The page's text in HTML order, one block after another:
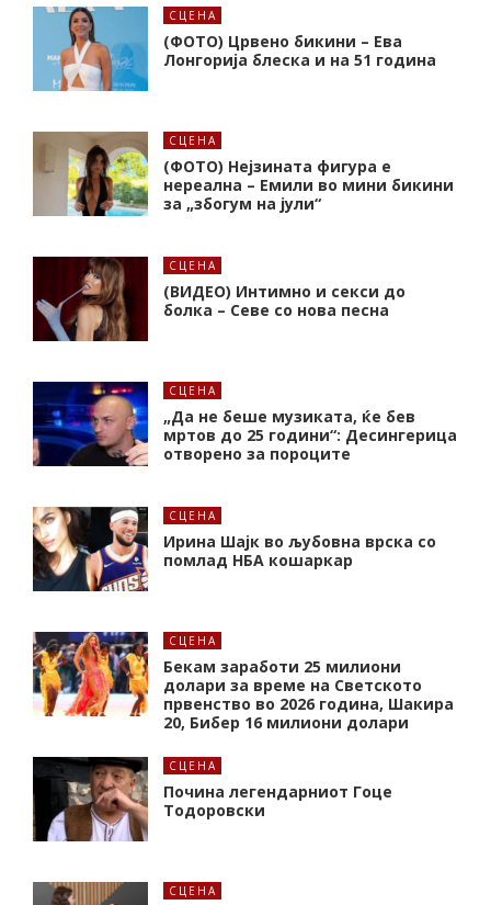
СЦЕНА
(ФОТО) Црвено бикини – Ева
Лонгорија блеска и на 51 година
СЦЕНА
(ФОТО) Нејзината фигура е
нереална – Емили во мини бикини
за „збогум на јули“
СЦЕНА
(ВИДЕО) Интимно и секси до
болка – Севе со нова песна
СЦЕНА
„Да не беше музиката, ќе бев
мртов до 25 години“: Десингерица
отворено за пороците
СЦЕНА
Ирина Шајк во љубовна врска со
помлад НБА кошаркар
СЦЕНА
Бекам заработи 25 милиони
долари за време на Светското
првенство во 2026 година, Шакира
20, Бибер 16 милиони долари
СЦЕНА
Почина легендарниот Гоце
Тодоровски
СЦЕНА